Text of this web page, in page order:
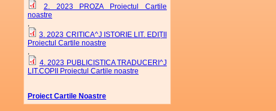
2. 2023 PROZA Proiectul Cartile
noastre
,
3. 2023 CRITICA^J ISTORIE LIT. EDIȚII
Proiectul Cartile noastre
,
4. 2023 PUBLICISTICA TRADUCERI^J
LIT.COPII Proiectul Cartile noastre
Proiect Cartile Noastre